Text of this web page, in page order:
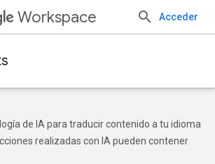
Workspace Acceder
de IA para traducir contenido a tu idioma
realizadas con IA pueden contener